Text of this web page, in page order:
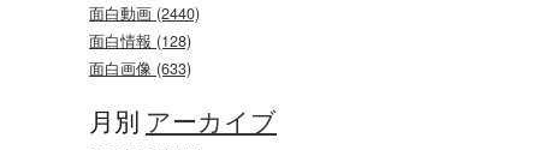
面白動画 (2440)
面白情報 (128)
面白画像 (633)
月別 アーカイブ